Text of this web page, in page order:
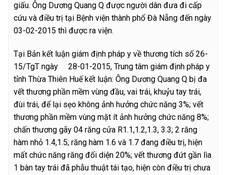
giấu. Ông Dương Quang Q được người dân đưa đi cấp
cứu và điều trị tại Bệnh viện thành phố Đà Nẵng đến ngày
03-02-2015 thì được ra viện.
Tại Bản kết luận giám định pháp y về thương tích số 26-
15/TgT ngày 28-01-2015, Trung tâm giám định pháp y
tỉnh Thừa Thiên Huế kết luận: Ông Dương Quang Q bị đa
vết thương phần mềm vùng đầu, vai trái, khuỷu tay trái,
đùi trái, để lại sẹo không ảnh hưởng chức năng 3%; vết
thương phần mềm vùng mặt ít ảnh hưởng chức năng 8%;
chấn thương gãy 04 răng cửa R1.1,1.2,1.3, 3.3; 2 răng
hàm nhỏ 1.4,1.5; răng hàm 1.6 và 1.7 đang điều trị, hiện
mất chức năng răng đối diện 20%; vết thương đứt gần lìa
1 bàn tay trái đã phẫu thuật tái tạo, hiện còn điều trị chưa